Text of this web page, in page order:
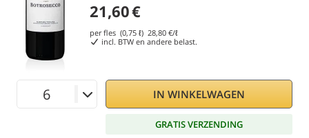
21,60€
per fles (0,75 ℓ) 28,80 €/ℓ
incl. BTW en andere belast.
IN WINKELWAGEN
GRATIS VERZENDING